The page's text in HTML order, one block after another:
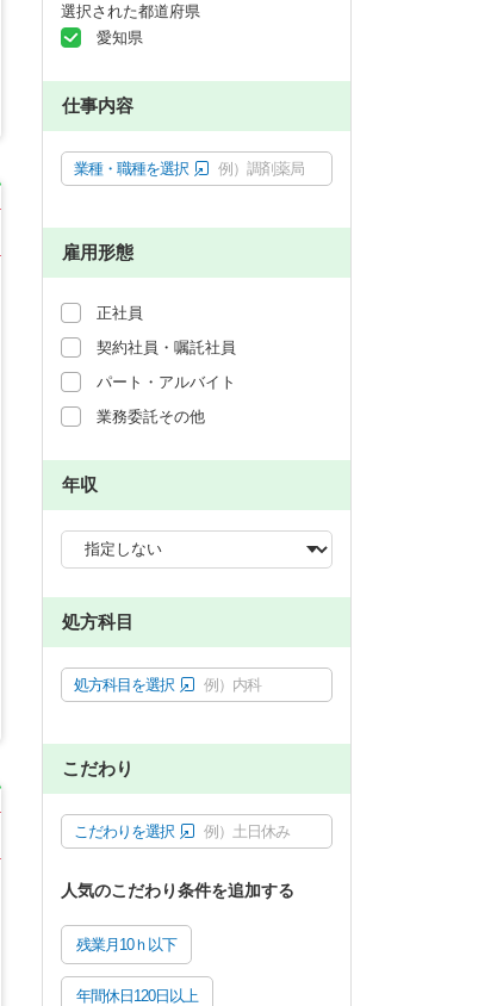
選択された都道府県
愛知県
仕事内容
業種・職種を選択 例）調剤薬局
雇用形態
正社員
契約社員・嘱託社員
パート・アルバイト
業務委託その他
年収
処方科目
処方科目を選択 例）内科
こだわり
こだわりを選択 例）土日休み
人気のこだわり条件を追加する
残業月10ｈ以下
年間休日120日以上